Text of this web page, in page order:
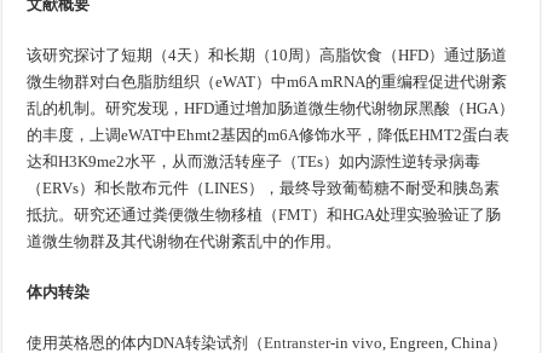
文献概要
该研究探讨了短期（4天）和长期（10周）高脂饮食（HFD）通过肠道
微生物群对白色脂肪组织（eWAT）中m6A mRNA的重编程促进代谢紊
乱的机制。研究发现，HFD通过增加肠道微生物代谢物尿黑酸（HGA）
的丰度，上调eWAT中Ehmt2基因的m6A修饰水平，降低EHMT2蛋白表
达和H3K9me2水平，从而激活转座子（TEs）如内源性逆转录病毒
（ERVs）和长散布元件（LINES），最终导致葡萄糖不耐受和胰岛素
抵抗。研究还通过粪便微生物移植（FMT）和HGA处理实验验证了肠
道微生物群及其代谢物在代谢紊乱中的作用。
体内转染
使用英格恩的体内DNA转染试剂（Entranster-in vivo, Engreen, China）